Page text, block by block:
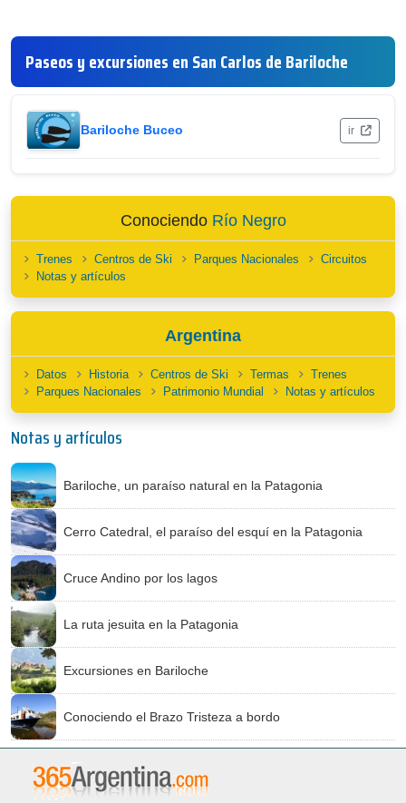
Paseos y excursiones en San Carlos de Bariloche
Bariloche Buceo ir
Conociendo Río Negro
Trenes Centros de Ski Parques Nacionales
Circuitos
Notas y artículos
Argentina
Datos Historia Centros de Ski Termas
Trenes
Parques Nacionales
Patrimonio Mundial Notas y artículos
Notas y artículos
Bariloche, un paraíso natural en la Patagonia
Cerro Catedral, el paraíso del esquí en la Patagonia
Cruce Andino por los lagos
La ruta jesuita en la Patagonia
Excursiones en Bariloche
Conociendo el Brazo Tristeza a bordo